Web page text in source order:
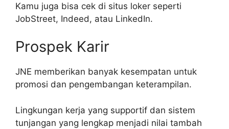
Kamu juga bisa cek di situs loker seperti
JobStreet, Indeed, atau LinkedIn.
Prospek Karir
JNE memberikan banyak kesempatan untuk
promosi dan pengembangan keterampilan.
Lingkungan kerja yang supportif dan sistem
tunjangan yang lengkap menjadi nilai tambah